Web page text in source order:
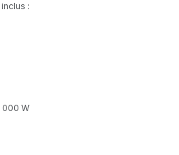
:
000 W